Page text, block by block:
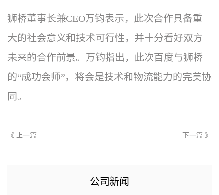
狮桥董事长兼CEO万钧表示，此次合作具备重
大的社会意义和技术可行性，并十分看好双方
未来的合作前景。万钧指出，此次百度与狮桥
的“成功会师”，将会是技术和物流能力的完美协
同。
《 上一篇 下一篇 》
公司新闻